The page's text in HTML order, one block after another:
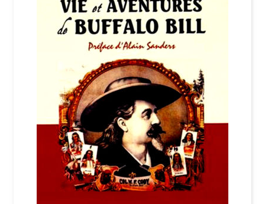
Login Customizer
Nous Contacter
Politique de confidentialité et cookies
Qui sommes-nous ?
Soutien à Philippe Randa
Suivi de la Commande